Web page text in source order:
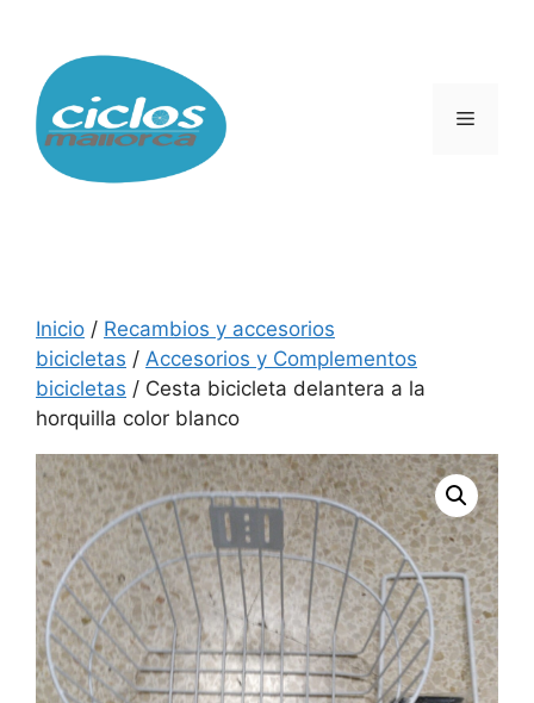
contenido
Menú
Inicio / Recambios y accesorios
bicicletas / Accesorios y Complementos
bicicletas / Cesta bicicleta delantera a la
horquilla color blanco